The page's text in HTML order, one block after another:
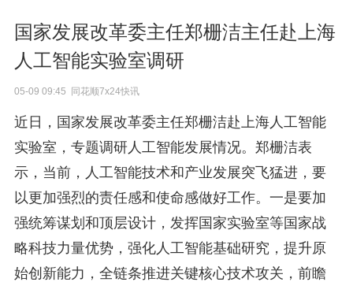
国家发展改革委主任郑栅洁主任赴上海
人工智能实验室调研
05-09 09:45 同花顺7x24快讯
近日，国家发展改革委主任郑栅洁赴上海人工智能
实验室，专题调研人工智能发展情况。郑栅洁表
示，当前，人工智能技术和产业发展突飞猛进，要
以更加强烈的责任感和使命感做好工作。一是要加
强统筹谋划和顶层设计，发挥国家实验室等国家战
略科技力量优势，强化人工智能基础研究，提升原
始创新能力，全链条推进关键核心技术攻关，前瞻